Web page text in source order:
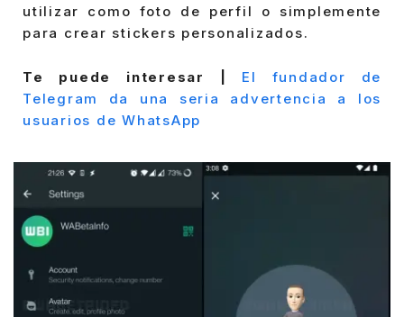
utilizar como foto de perfil o simplemente
para crear stickers personalizados.
Te puede interesar |
El fundador de
Telegram da una seria advertencia a los
usuarios de WhatsApp